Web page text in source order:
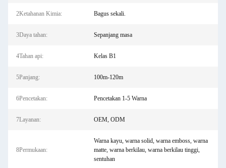
2Ketahanan Kimia: Bagus sekali.
3Daya tahan: Sepanjang masa
4Tahan api: Kelas B1
5Panjang: 100m-120m
6Pencetakan: Pencetakan 1-5 Warna
7Layanan: OEM, ODM
8Permukaan:
Warna kayu, warna solid, warna emboss, warna
matte, warna berkilau, warna berkilau tinggi,
sentuhan